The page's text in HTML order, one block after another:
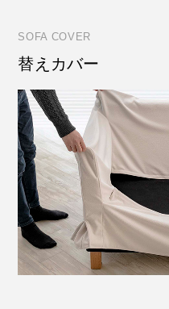
SOFA COVER
替えカバー